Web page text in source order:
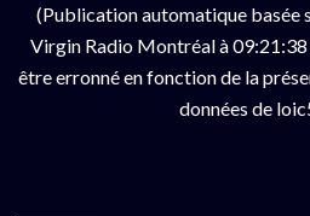
(Publication automatique basée
Virgin Radio Montréal à
être erronné en fonction de la
données de